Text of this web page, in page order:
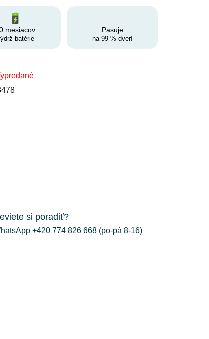
mesiacov
batérie
Pasuje
na 99 % dverí
si poradiť?
+420 774 826 668 (po-pá 8-16)